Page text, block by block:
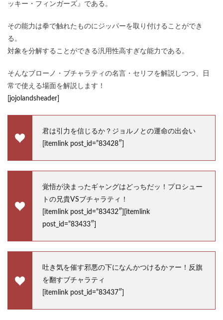
ッキー・フィンガーズ』である。
その能力は拳で触れたものにジッパーを取り付けることができ
る。
対象を分解することができる汎用性高すぎな能力である。
そんなブローノ・ブチャラティの名言・セリフを解説しつつ、日
常で使える場面を解説します！
[jojolandsheader]
君は引力を信じるか？ジョルノとの運命の出会い
[itemlink post_id=”83428″]
覚悟が決まったギャングはどっちだッ！プロシュー
トの兄貴VSブチャラティ！
[itemlink post_id=”83432″][itemlink
post_id=”83433″]
吐き気を催す邪悪の下になんかつけるかァー！反旗
を翻すブチャラティ
[itemlink post_id=”83437″]